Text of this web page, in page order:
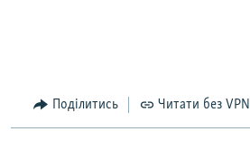
Поділитись Читати без VPN